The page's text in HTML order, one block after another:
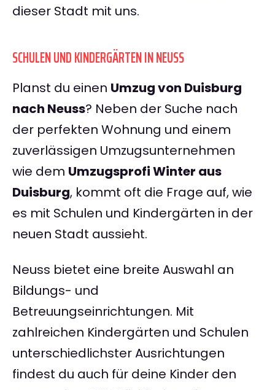
dieser Stadt mit uns.
SCHULEN UND KINDERGÄRTEN IN NEUSS
Planst du einen Umzug von Duisburg
nach Neuss? Neben der Suche nach
der perfekten Wohnung und einem
zuverlässigen Umzugsunternehmen
wie dem Umzugsprofi Winter aus
Duisburg, kommt oft die Frage auf, wie
es mit Schulen und Kindergärten in der
neuen Stadt aussieht.
Neuss bietet eine breite Auswahl an
Bildungs- und
Betreuungseinrichtungen. Mit
zahlreichen Kindergärten und Schulen
unterschiedlichster Ausrichtungen
findest du auch für deine Kinder den